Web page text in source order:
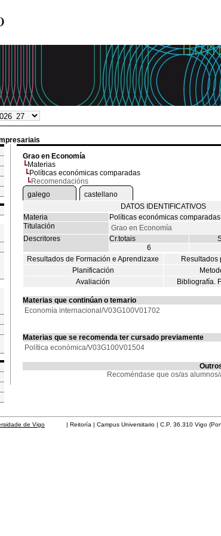
Grao en Economía
Materias
Políticas económicas comparadas
Recomendacións
galego
castellano
DATOS IDENTIFICATIVOS
Materia
Políticas económicas comparadas
Titulación
Grao en Economía
Descritores
Cr.totais
6
Resultados de Formación e Aprendizaxe
Resultados
Planificación
Avaliación
Bibliografía.
Materias que continúan o temario
Economía internacional/V03G100V01702
Materias que se recomenda ter cursado previamente
Política económica/V03G100V01504
Recoméndase que os/as
de Vigo | Reitoría | Campus Universitario | C.P. 36.310 Vigo